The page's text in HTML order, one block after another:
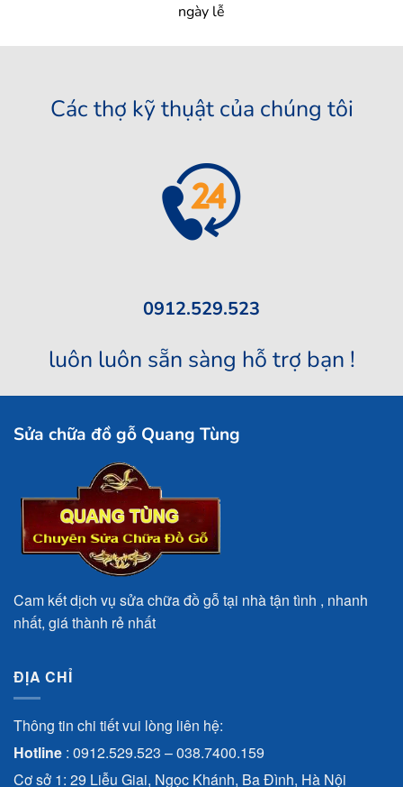
ngày lễ
Các thợ kỹ thụật của chúng tôi
0912.529.523
luôn luôn sẵn sàng hỗ trợ bạn !
Sửa chữa đồ gỗ Quang Tùng
Cam kết dịch vụ sửa chữa đồ gỗ tại nhà tận tình , nhanh
nhất, giá thành rẻ nhất
ĐỊA CHỈ
Thông tin chi tiết vui lòng liên hệ:
Hotline : 0912.529.523 –038.7400.159
Cơ sở 1: 29 Liễu Giai, Ngọc Khánh, Ba Đình, Hà Nội